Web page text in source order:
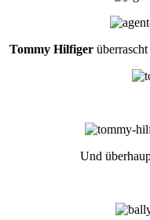
Tommy Hilfigerüberrascht
Und